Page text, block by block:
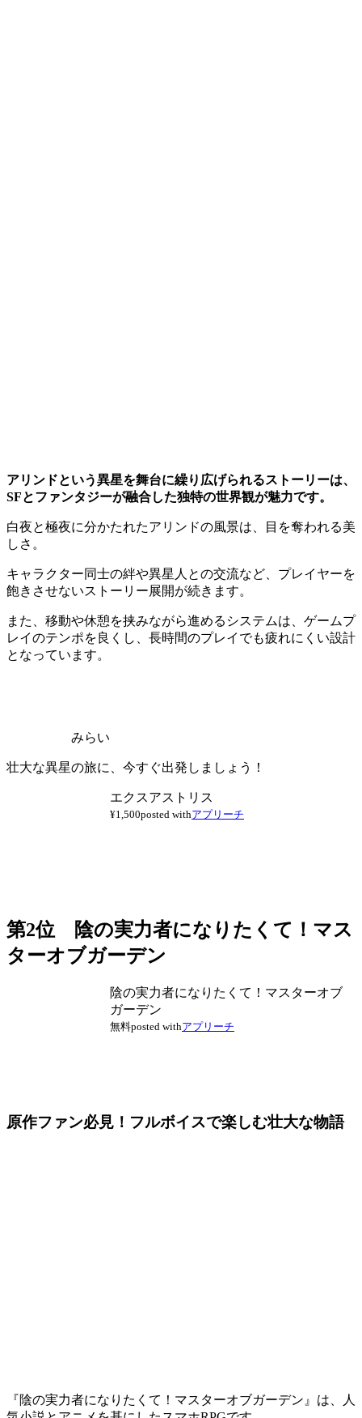
アリンドという異星を舞台に繰り広げられるストーリーは、
SFとファンタジーが融合した独特の世界観が魅力です。
白夜と極夜に分かたれたアリンドの風景は、目を奪われる美
しさ。
キャラクター同士の絆や異星人との交流など、プレイヤーを
飽きさせないストーリー展開が続きます。
また、移動や休憩を挟みながら進めるシステムは、ゲームプ
レイのテンポを良くし、長時間のプレイでも疲れにくい設計
となっています。
みらい
壮大な異星の旅に、今すぐ出発しましょう！
エクスアストリス
¥1,500posted withアプリーチ
第2位 陰の実力者になりたくて！マス
ターオブガーデン
陰の実力者になりたくて！マスターオブ
ガーデン
無料posted withアプリーチ
原作ファン必見！フルボイスで楽しむ壮大な物語
『陰の実力者になりたくて！マスターオブガーデン』は、人